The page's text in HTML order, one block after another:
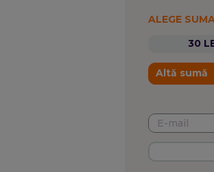
ALEGE
30
Altă sumă